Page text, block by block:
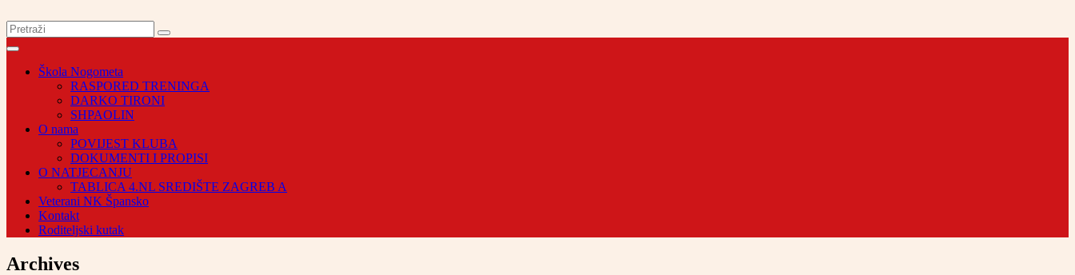
Škola Nogometa
RASPORED TRENINGA
DARKO TIRONI
SHPAOLIN
O nama
POVIJEST KLUBA
DOKUMENTI I PROPISI
O NATJECANJU
TABLICA 4.NL SREDIŠTE ZAGREB A
Veterani NK Špansko
Kontakt
Roditeljski kutak
Archives